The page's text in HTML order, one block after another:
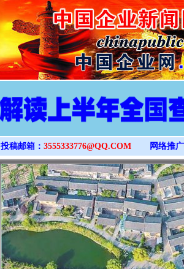
投稿邮箱： 3555333776@QQ.COM 网络推